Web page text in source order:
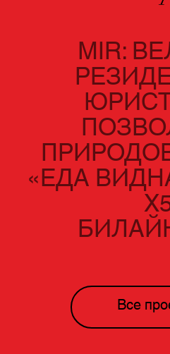
MIR:
«ЕДА
Все